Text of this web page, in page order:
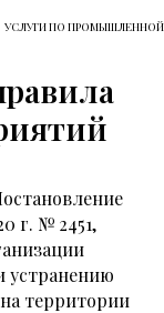
УСЛУГИ ПО
г. № 2451,
устранению
территории